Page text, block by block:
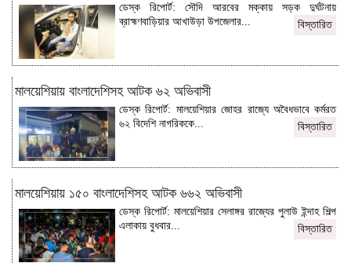
ডেস্ক রিপোর্ট: সৌদি আরবের মক্কায় সড়ক দুর্ঘটনায়
ব্রাহ্মণবাড়িয়ার আখাউড়া উপজেলার...
বিস্তারিত
মালয়েশিয়ায় বাংলাদেশিসহ আটক ৬২ অভিবাসী
ডেস্ক রিপোর্ট: মালয়েশিয়ার জোহর রাজ্যে অবৈধভাবে কর্মরত
৬২ বিদেশি নাগরিককে...
বিস্তারিত
মালয়েশিয়ায় ১৫০ বাংলাদেশিসহ আটক ৬৬২ অভিবাসী
ডেস্ক রিপোর্ট: মালয়েশিয়ার সেলাঙ্গর রাজ্যের পুলাউ ইন্দাহ শিল্প
এলাকায় বুধবার...
বিস্তারিত